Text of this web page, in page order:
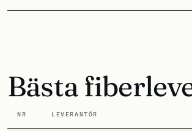
Bästa
NR LEVERANTÖR